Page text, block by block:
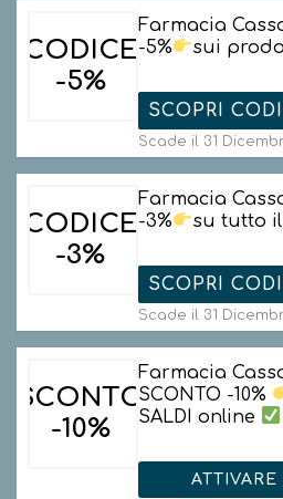
CODICE
-5%
Farmacia
-5%
sui
SCOPRI
Scade il 31
CODICE
-3%
Farmacia
-3%
su tutto
SCOPRI
Scade il 31
SCONTO
-10%
Farmacia
SCONTO -10%
SALDI online
ATTIVARE